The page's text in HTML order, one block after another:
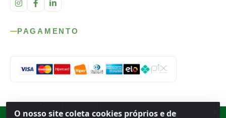
O nosso site coleta cookies próprios e de
PAGAMENTO